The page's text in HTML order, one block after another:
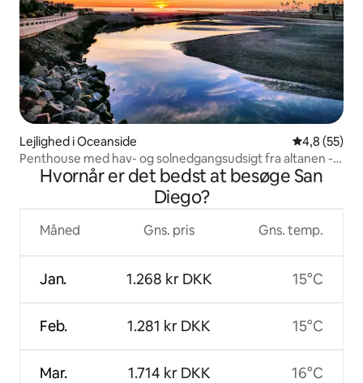
Lejlighed i Oceanside 4,8 ud af 5 i
4,8 (55)
Penthouse med hav- og solnedgangsudsigt fra altanen -
G-323Hvornår er det bedst at besøge San
Diego?
Måned
Jan.
Feb.
Mar.
Gns. pris
1.268 kr DKK
1.281 kr DKK
1.714 kr DKK
Gns. temp.
15°C
15°C
16°C